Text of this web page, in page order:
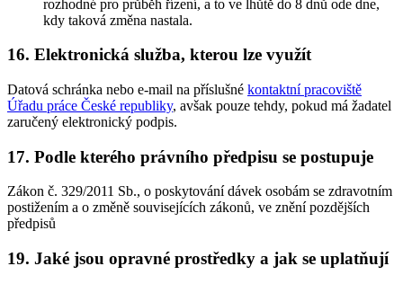
rozhodné pro průběh řízení, a to ve lhůtě do 8 dnů ode dne,
kdy taková změna nastala.
16. Elektronická služba, kterou lze využít
Datová schránka nebo e-mail na příslušné kontaktní pracoviště
Úřadu práce České republiky, avšak pouze tehdy, pokud má žadatel
zaručený elektronický podpis.
17. Podle kterého právního předpisu se postupuje
Zákon č. 329/2011 Sb., o poskytování dávek osobám se zdravotním
postižením a o změně souvisejících zákonů, ve znění pozdějších
předpisů
19. Jaké jsou opravné prostředky a jak se uplatňují